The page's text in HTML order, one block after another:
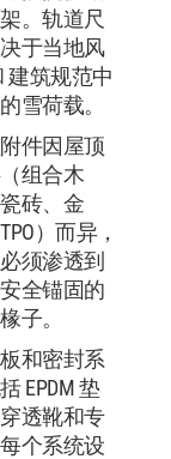
。轨道尺
于当地风
建筑规范中
雪荷载。
件因屋顶
组合木
砖、金
）而异，
须渗透到
全锚固的
子。
和密封系
EPDM 垫
透靴和专
个系统设